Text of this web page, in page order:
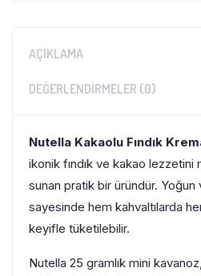
AÇIKLAMA
DEĞERLENDIRMELER (0)
Nutella Kakaolu Fındık
ikonik fındık ve kakao lezzetini
sunan pratik bir üründür. Yoğun
sayesinde hem kahvaltılarda
keyifle tüketilebilir.
Nutella 25 gramlık mini